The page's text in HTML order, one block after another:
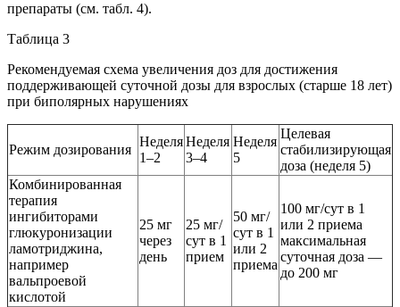
препараты (см. табл. 4).
Таблица 3
Рекомендуемая схема увеличения доз для достижения
поддерживающей суточной дозы для взрослых (старше 18 лет)
при биполярных нарушениях
Режим дозирования
Неделя
1–2
Неделя
3–4
Неделя
5
Целевая
стабилизирующая
доза (неделя 5)
Комбинированная
терапия
ингибиторами
глюкуронизации
ламотриджина,
например
вальпроевой
кислотой
25 мг
через
день
25 мг/
сут в 1
прием
50 мг/
сут в 1
или 2
приема
100 мг/сут в 1
или 2 приема
максимальная
суточная доза —
до 200 мг